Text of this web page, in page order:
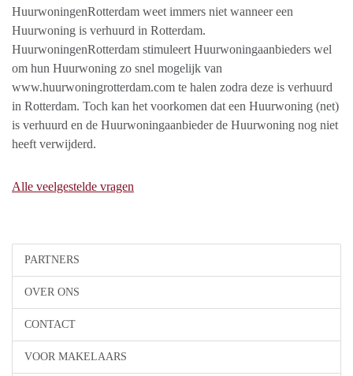
PARTNERS
OVER ONS
CONTACT
VOOR MAKELAARS
HuurwoningenRotterdam weet immers niet wanneer een
Huurwoning is verhuurd in Rotterdam.
HuurwoningenRotterdam stimuleert Huurwoningaanbieders wel
om hun Huurwoning zo snel mogelijk van
www.huurwoningrotterdam.com te halen zodra deze is verhuurd
in Rotterdam. Toch kan het voorkomen dat een Huurwoning (net)
is verhuurd en de Huurwoningaanbieder de Huurwoning nog niet
heeft verwijderd.
Alle veelgestelde vragen